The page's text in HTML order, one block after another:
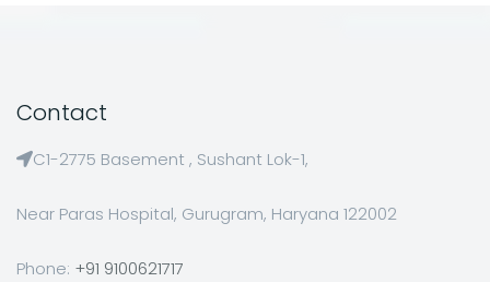
Contact
C1-2775 Basement , Sushant Lok-1,
Near Paras Hospital, Gurugram, Haryana 122002
Phone: +91 9100621717